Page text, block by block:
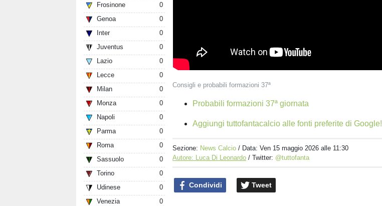
Frosinone
0
Genoa
0
Inter
0
Juventus
0
Lazio
0
Lecce
0
Milan
0
Monza
0
Napoli
0
Parma
0
Roma
0
Sassuolo
0
Torino
0
Udinese
0
Venezia
0
Consigli e probabili formazioni 37ª
Probabili formazioni 37ª giornata
Aggiungi tuttofantacalcio alle fonti preferite di Google!
Sezione: News Calcio / Data:Ven 15 maggio 2026 alle 11:30
Autore: Luca Di Leonardo / Twitter: @tuttofanta
Condividi Tweet